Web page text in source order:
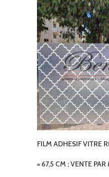
FILM ADHESIF VITRE
= 67,5 CM ; VENTE